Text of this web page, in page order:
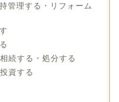
管理する・リフォーム
続する・処分する
資する